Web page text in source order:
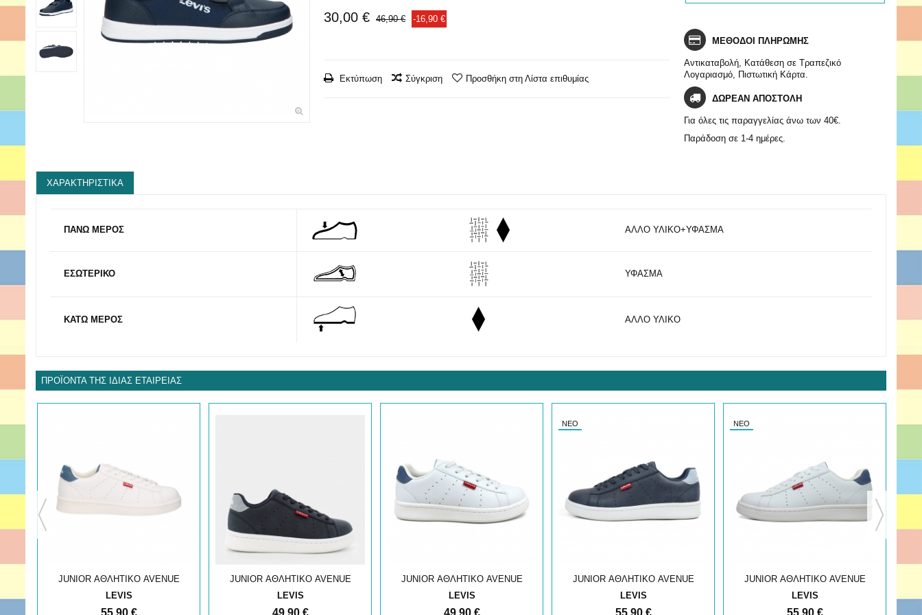
30,00 € 46,90 € -16,90 €
Εκτύπωση Σύγκριση Προσθήκη στη Λίστα επιθυμίας
ΜΕΘΟΔΟΙ ΠΛΗΡΩΜΗΣ
Αντικαταβολή, Κατάθεση σε Τραπεζικό
Λογαριασμό, Πιστωτική Κάρτα.
ΔΩΡΕΑΝ ΑΠΟΣΤΟΛΗ
Για όλες τις παραγγελίας άνω των 40€.
Παράδοση σε 1-4 ημέρες.
ΧΑΡΑΚΤΗΡΙΣΤΙΚΆ
ΠΑΝΩ ΜΕΡΟΣ ΑΛΛΟ ΥΛΙΚΟ+ΥΦΑΣΜΑ
ΕΣΩΤΕΡΙΚΟ ΥΦΑΣΜΑ
ΚΑΤΩ ΜΕΡΟΣ ΑΛΛΟ ΥΛΙΚΟ
ΠΡΟΪΌΝΤΑ ΤΗΣ ΊΔΙΑΣ ΕΤΑΙΡΕΊΑΣ
JUNIOR ΑΘΛΗΤΙΚΟ AVENUE
LEVIS
JUNIOR ΑΘΛΗΤΙΚΟ AVENUE
LEVIS
JUNIOR ΑΘΛΗΤΙΚΟ AVENUE
LEVIS
ΝΈΟ
JUNIOR ΑΘΛΗΤΙΚΟ AVENUE
LEVIS
ΝΈΟ
JUNIOR ΑΘΛΗΤΙΚΟ AVENUE
LEVIS
ΝΈΟ